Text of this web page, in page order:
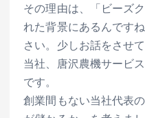
その理由は、「ビーズ
れた背景にあるんです
さい。少しお話をさせて
当社、唐沢農機サービ
です。
創業間もない当社代表